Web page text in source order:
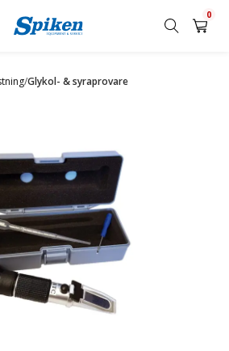
0
/Glykol- & syraprovare